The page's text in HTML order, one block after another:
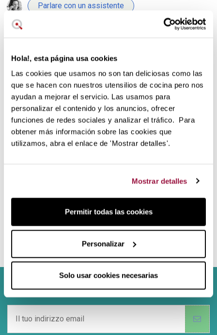
Hola!, esta página usa cookies
Las cookies que usamos no son tan deliciosas como las
que se hacen con nuestros utensilios de cocina pero nos
ayudan a mejorar el servicio. Las usamos para
personalizar el contenido y los anuncios, ofrecer
funciones de redes sociales y analizar el tráfico. Para
obtener más información sobre las cookies que
utilizamos, abra el enlace de 'Mostrar detalles'.
Mostrar detalles
Permitir todas las cookies
Personalizar
Solo usar cookies necesarias
Parlare con un assistente
Spedizione
gratuita
Per ordini superiori a 120€
Restituzione
gratuita
Restituzione senza utilizzo
15 giorni
Niente sprechi inutili
Finanziare
Scegliete la tariffa più
comoda per voi
Sign up to newsletter